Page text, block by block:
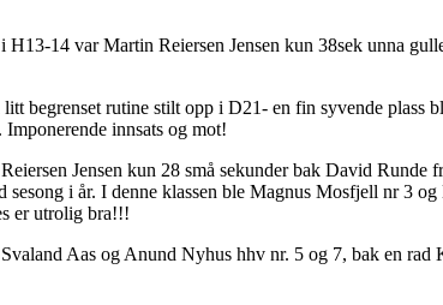
14 var Martin Reiersen Jensen kun 38sek unna
begrenset rutine stilt opp i D21- en fin syvende plass
innsats og mot!
Jensen kun 28 små sekunder bak David Runde
sesong i år. I denne klassen ble Magnus Mosfjell nr 3
er utrolig bra!!!
Aas og Anund Nyhus hhv nr. 5 og 7, bak en rad